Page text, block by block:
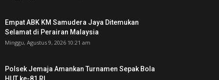
Empat ABK KM Samudera Jaya Ditemukan
Selamat di Perairan Malaysia
Minggu, Agustus 9, 2026 10:21 am
Polsek Jemaja Amankan Turnamen Sepak Bola